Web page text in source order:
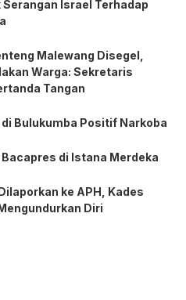
Israel Terhadap
Malewang Disegel,
Warga: Sekretaris
Tangan
Bulukumba Positif Narkoba
di Istana Merdeka
ke APH, Kades
Diri